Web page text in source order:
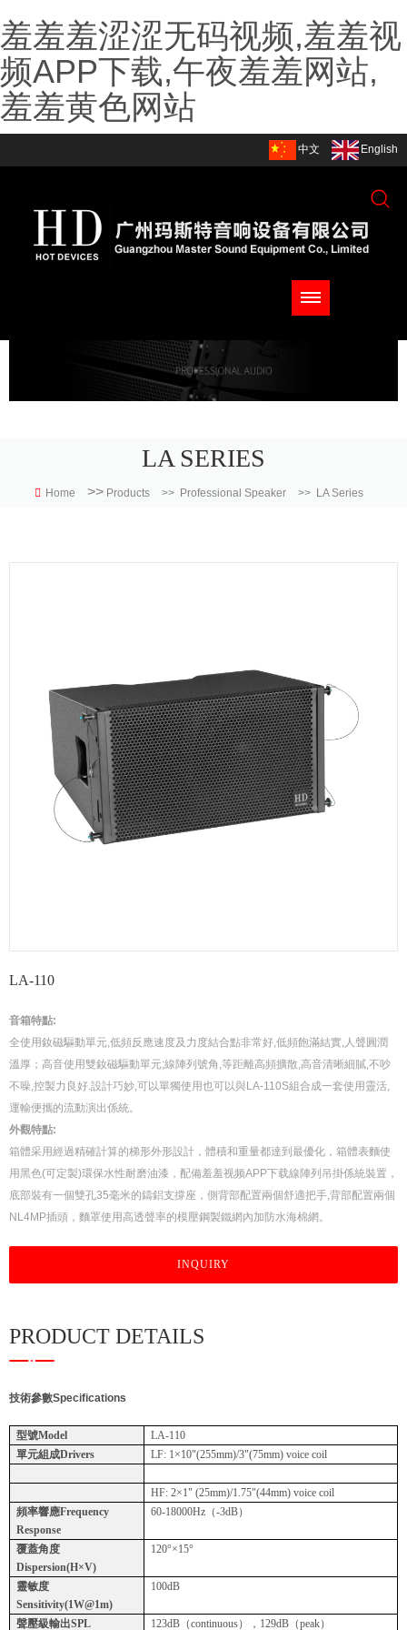
羞羞羞涩涩无码视频,羞羞视
频APP下载,午夜羞羞网站,
羞羞黄色网站
中文 English
LA SERIES
Home >> Products >> Professional Speaker >> LA Series
LA-110
音箱特點:
全使用釹磁驅動單元,低頻反應速度及力度結合點非常好,低頻飽滿結實,人聲圓潤
溫厚；高音使用雙釹磁驅動單元;線陣列號角,等距離高頻擴散,高音清晰細膩,不吵
不噪,控製力良好.設計巧妙,可以單獨使用也可以與LA-110S組合成一套使用靈活,
運輸便攜的流動演出係統。
外觀特點:
箱體采用經過精確計算的梯形外形設計，體積和重量都達到最優化，箱體表麵使
用黑色(可定製)環保水性耐磨油漆，配備羞羞视频APP下载線陣列吊掛係統裝置，
底部裝有一個雙孔35毫米的鑄鋁支撐座，側背部配置兩個舒適把手,背部配置兩個
NL4MP插頭，麵罩使用高透聲率的模壓鋼製鐵網內加防水海棉網。
INQUIRY
PRODUCT DETAILS
技術參數Specifications
型號Model
LA-110
單元組成Drivers LF: 1×10"(255mm)/3"(75mm) voice coil
HF: 2×1" (25mm)/1.75"(44mm) voice coil
頻率響應Frequency
Response
60-18000Hz（-3dB）
覆蓋角度
Dispersion(H×V)
120°×15°
靈敏度
Sensitivity(1W@1m)
100dB
聲壓級輸出SPL 123dB（continuous），129dB（peak）